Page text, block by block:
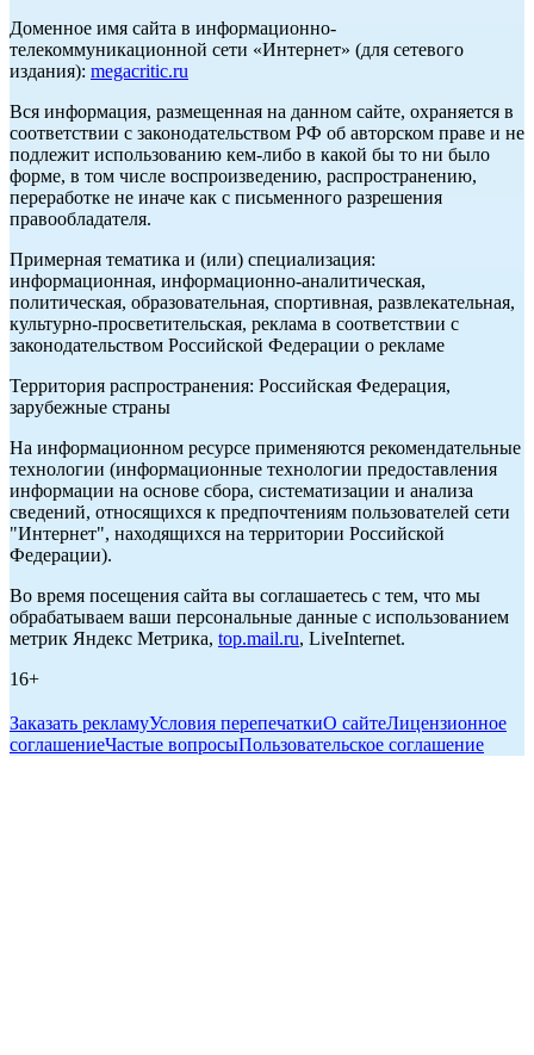
Доменное имя сайта в информационно-
телекоммуникационной сети «Интернет» (для сетевого
издания): megacritic.ru
Вся информация, размещенная на данном сайте, охраняется в
соответствии с законодательством РФ об авторском праве и не
подлежит использованию кем-либо в какой бы то ни было
форме, в том числе воспроизведению, распространению,
переработке не иначе как с письменного разрешения
правообладателя.
Примерная тематика и (или) специализация:
информационная, информационно-аналитическая,
политическая, образовательная, спортивная, развлекательная,
культурно-просветительская, реклама в соответствии с
законодательством Российской Федерации о рекламе
Территория распространения: Российская Федерация,
зарубежные страны
На информационном ресурсе применяются рекомендательные
технологии (информационные технологии предоставления
информации на основе сбора, систематизации и анализа
сведений, относящихся к предпочтениям пользователей сети
"Интернет", находящихся на территории Российской
Федерации).
Во время посещения сайта вы соглашаетесь с тем, что мы
обрабатываем ваши персональные данные с использованием
метрик Яндекс Метрика, top.mail.ru, LiveInternet.
16+
Заказать рекламуУсловия перепечаткиО сайтеЛицензионное
соглашениеЧастые вопросыПользовательское соглашение